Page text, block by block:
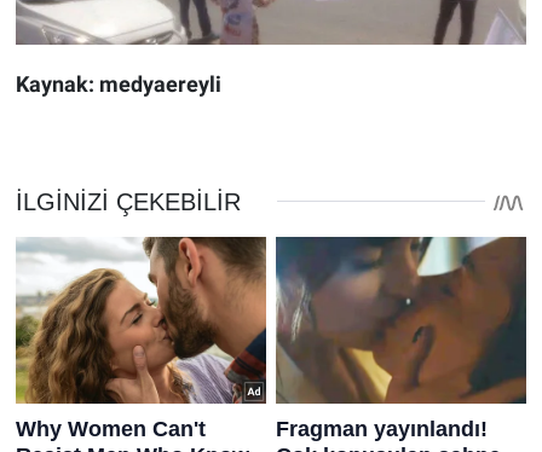
Kaynak: medyaereyli